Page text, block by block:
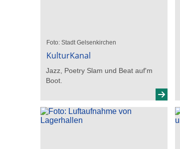
Foto: Stadt Gelsenkirchen
KulturKanal
Jazz, Poetry Slam und Beat auf'm
Boot.